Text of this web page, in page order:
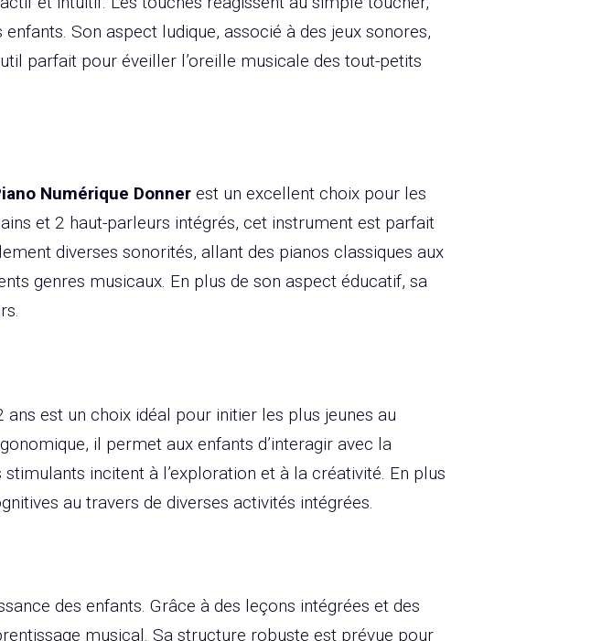
Son aspect ludique, associé à des jeux sonores,
parfait pour éveiller l’oreille musicale des tout-petits
Numérique Donner est un excellent choix pour les
et 2 haut-parleurs intégrés, cet instrument est parfait
diverses sonorités, allant des pianos classiques aux
genres musicaux. En plus de son aspect éducatif, sa
est un choix idéal pour initier les plus jeunes au
il permet aux enfants d’interagir avec la
incitent à l’exploration et à la créativité. En plus
au travers de diverses activités intégrées.
des enfants. Grâce à des leçons intégrées et des
musical. Sa structure robuste est prévue pour